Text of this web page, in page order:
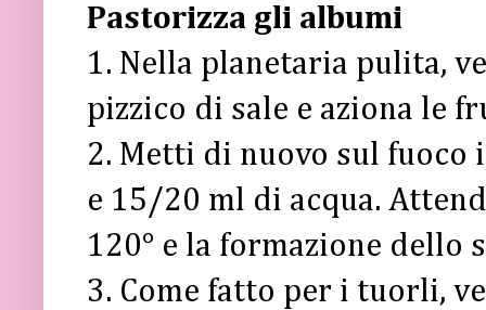
Pastorizza gli albumi
1. Nella planetaria pulita,
pizzico di sale e aziona le
2. Metti di nuovo sul fuoco
e 15/20 ml di acqua.
120° e la formazione dello
3. Come fatto per i tuorli,